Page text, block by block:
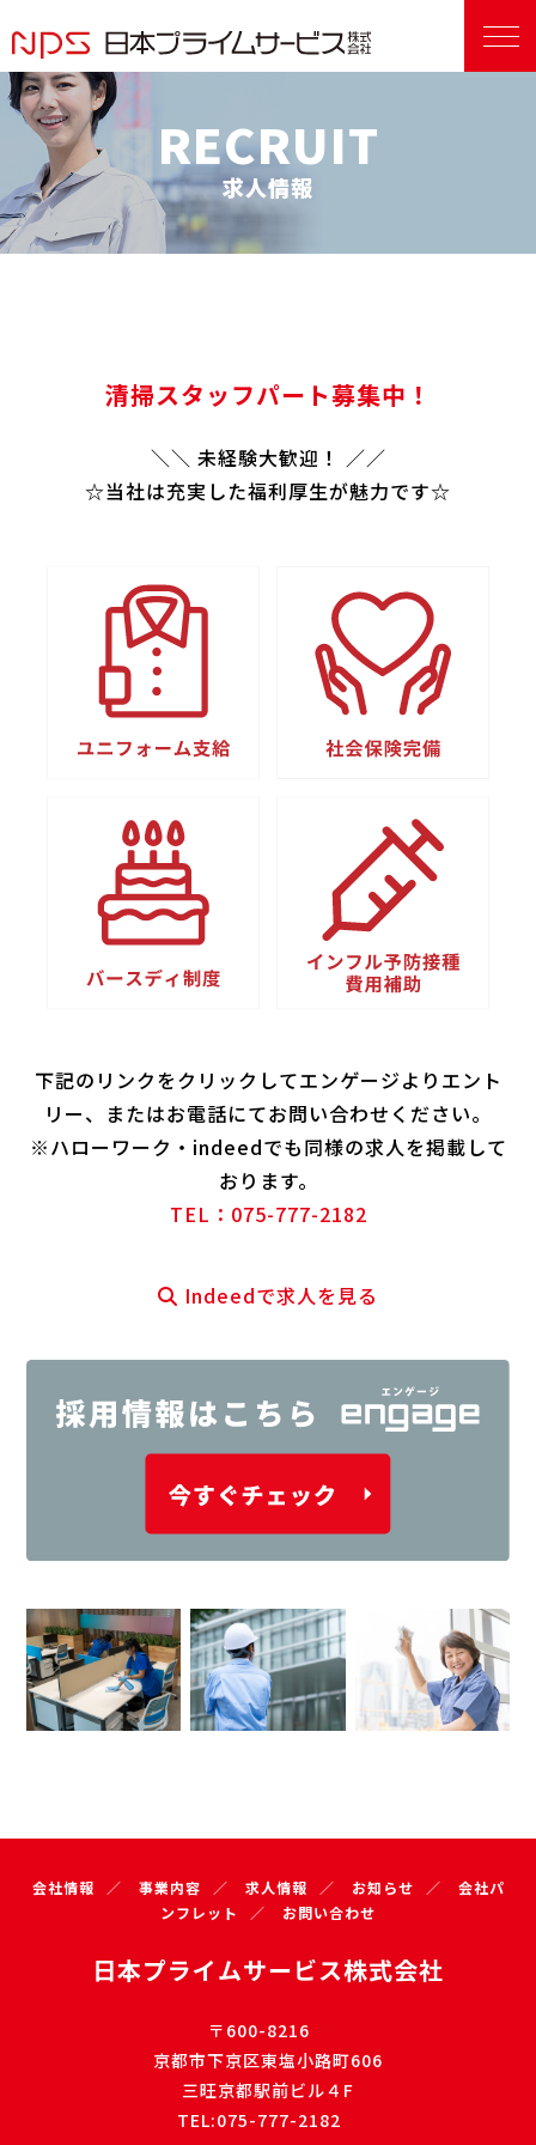
RECRUIT
求人情報
清掃スタッフパート募集中！
＼＼ 未経験大歓迎！ ／／
☆当社は充実した福利厚生が魅力です☆
下記のリンクをクリックしてエンゲージよりエント
リー、またはお電話にてお問い合わせください。
※ハローワーク・indeedでも同様の求人を掲載して
おります。
TEL：075-777-2182
Indeedで求人を見る
会社情報 事業内容 求人情報 お知らせ
会社パ
ンフレット
お問い合わせ
日本プライムサービス株式会社
〒600-8216
京都市下京区東塩小路町606
三旺京都駅前ビル４F
TEL:075-777-2182